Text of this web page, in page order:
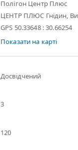
Полігон Центр Плюс
ЦЕНТР ПЛЮС Гнідин,
GPS 50.33648 : 30.66254
Показати на карті
Досвідчений
3
120